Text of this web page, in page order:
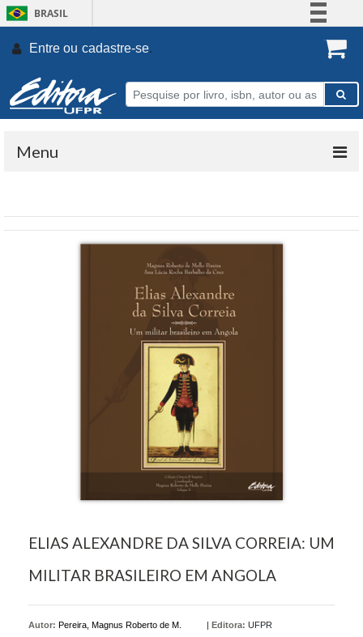
BRASIL
Participe
Entre ou cadastre-se.
Menu
ELIAS ALEXANDRE DA SILVA CORREIA: UM
MILITAR BRASILEIRO EM ANGOLA
Autor: Pereira, Magnus Roberto de M. | Editora: UFPR